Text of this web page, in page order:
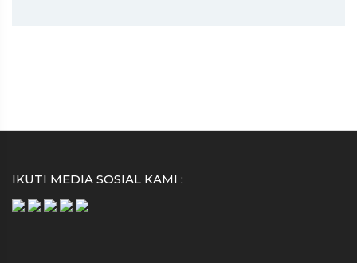
IKUTI MEDIA SOSIAL KAMI :